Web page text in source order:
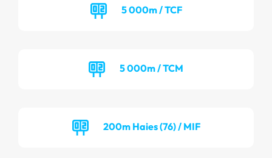
5 000m / TCF
5 000m / TCM
200m Haies (76) / MIF